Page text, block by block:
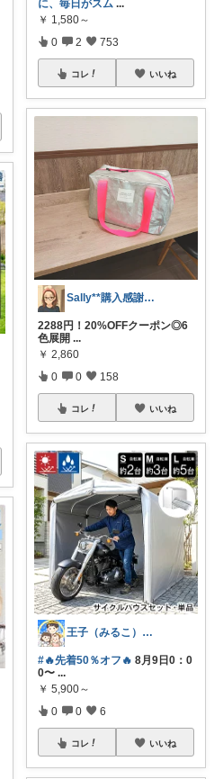
に、毎日がスム ...
￥ 1,580～
0 2 753
コレ いいね
Sally**購入感謝です☺︎!
2288円！20%OFFクーポン◎6
色展開 ...
￥ 2,860
0 0 158
コレ いいね
王子（みるこ）👑便利グッズ×QOL向上
#🔥先着50％オフ🔥 8月9日0：0
0〜 ...
￥ 5,900～
0 0 6
コレ いいね